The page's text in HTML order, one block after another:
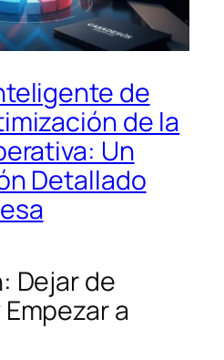
de
de la
Un
Detallado
Dejar de
a